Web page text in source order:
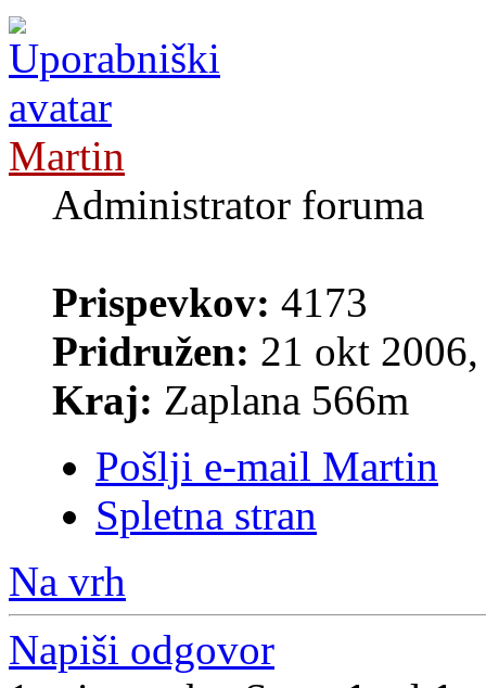
Martin
Administrator foruma
Prispevkov: 4173
Pridružen: 21 okt
Kraj: Zaplana 566m
Pošlji e-mail Martin
Spletna stran
Na vrh
Napiši odgovor